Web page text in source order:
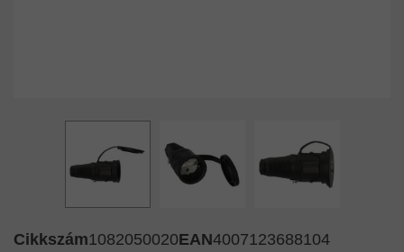
Cikkszám1082050020EAN4007123688104